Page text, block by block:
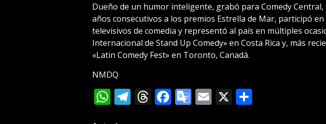
Dueño de un humor inteligente, grabó para Comedy
años consecutivos a los premios Estrella de Mar, participó en
televisivos de comedia y representó al país en múltiples
Internacional de Stand Up Comedy» en Costa Rica y, más
«Latin Comedy Fest» en Toronto, Canadá.
NMDQ
WhatsApp
Telegram
Threads
Facebook
Google
Email
X Compartir